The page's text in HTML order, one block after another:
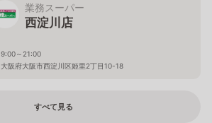
業務スーパー
西淀川店
9:00～21:00
大阪府大阪市西淀川区姫里2丁目10-18
すべて見る